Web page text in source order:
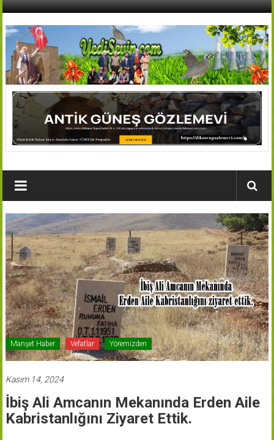
İçeriğe
AFŞİN
YEDİSEVİN
HABER
Köyleri
Haber
Portalı
Manşet Haber Vefatlar Yöremizden
Kasım 14, 2024
İbiş Ali Amcanın Mekanında Erden Aile
Kabristanlığını Ziyaret Ettik.